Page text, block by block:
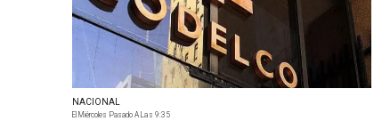
NACIONAL
El Miércoles Pasado A Las 9:35